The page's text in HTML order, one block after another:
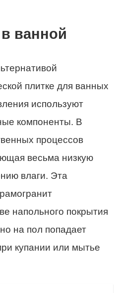
ванной
плитке для ванных
используют
компоненты. В
процессов
весьма низкую
влаги. Эта
напольного покрытия
на пол попадает
купании или мытье